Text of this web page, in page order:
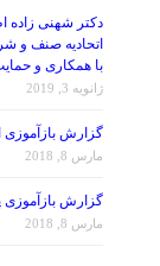
دکتر شهنی زاده
اتحادیه صنف و
با همکاری و
ژانویه 3, 2019
گزارش بازآموزی اندو (۵)/ پنج شنبه
مارس 8, 2018
گزارش بازآموزی پروتز (۶)/ پنج
مارس 8, 2018